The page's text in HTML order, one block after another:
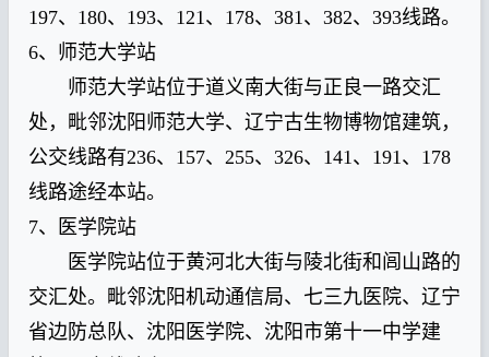
197、180、193、121、178、381、382、393线路。
6、师范大学站
师范大学站位于道义南大街与正良一路交汇
处，毗邻沈阳师范大学、辽宁古生物博物馆建筑，
公交线路有236、157、255、326、141、191、178
线路途经本站。
7、医学院站
医学院站位于黄河北大街与陵北街和闾山路的
交汇处。毗邻沈阳机动通信局、七三九医院、辽宁
省边防总队、沈阳医学院、沈阳市第十一中学建